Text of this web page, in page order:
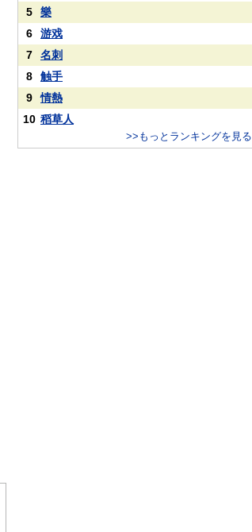
5
樂
6
游戏
7
名刺
8
触手
9
情熱
10 稻草人
>>もっとランキングを見る